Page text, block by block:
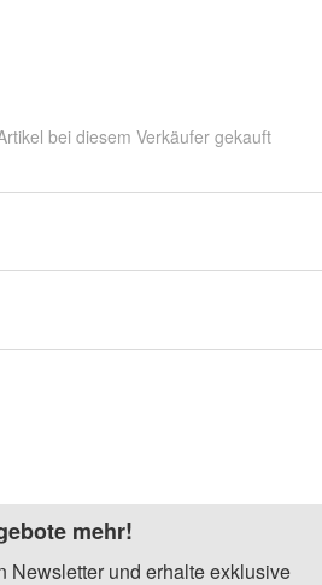
bei diesem Verkäufer gekauft
mehr!
Newsletter und erhalte exklusive